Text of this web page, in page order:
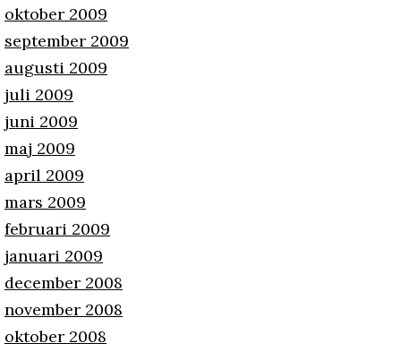
oktober 2009
september 2009
augusti 2009
juli 2009
juni 2009
maj 2009
april 2009
mars 2009
februari 2009
januari 2009
december 2008
november 2008
oktober 2008